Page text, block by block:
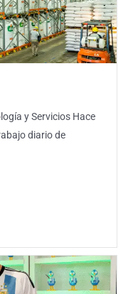
y Servicios Hace
diario de